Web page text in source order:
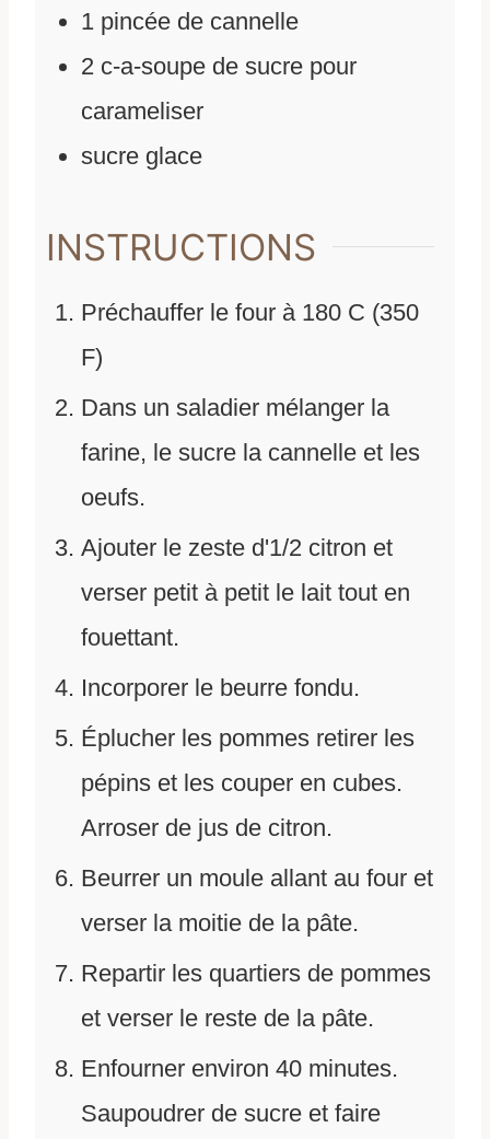
1 pincée de cannelle
2 c-a-soupe de sucre pour
carameliser
sucre glace
INSTRUCTIONS
Préchauffer le four à 180 C (350
F)
Dans un saladier mélanger la
farine, le sucre la cannelle et les
oeufs.
Ajouter le zeste d'1/2 citron et
verser petit à petit le lait tout en
fouettant.
Incorporer le beurre fondu.
Éplucher les pommes retirer les
pépins et les couper en cubes.
Arroser de jus de citron.
Beurrer un moule allant au four et
verser la moitie de la pâte.
Repartir les quartiers de pommes
et verser le reste de la pâte.
Enfourner environ 40 minutes.
Saupoudrer de sucre et faire